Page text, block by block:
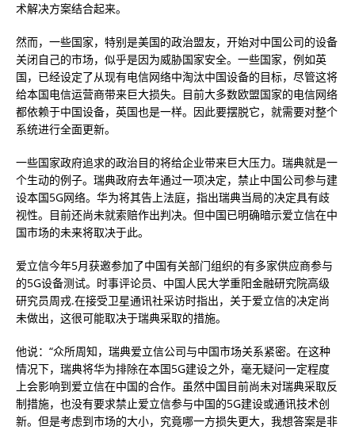
术解决方案结合起来。
然而，一些国家，特别是美国的政治盟友，开始对中国公司的设备
关闭自己的市场，似乎是因为威胁国家安全。一些国家，例如英
国，已经设定了从现有电信网络中淘汰中国设备的目标，尽管这将
给本国电信运营商带来巨大损失。目前大多数欧盟国家的电信网络
都依赖于中国设备，英国也是一样。因此要摆脱它，就需要对整个
系统进行全面更新。
一些国家政府追求的政治目的将给企业带来巨大压力。瑞典就是一
个生动的例子。瑞典政府去年通过一项决定，禁止中国公司参与建
设本国5G网络。华为将其告上法庭，指出瑞典当局的决定具有歧
视性。目前还尚未就索赔作出判决。但中国已明确暗示爱立信在中
国市场的未来将取决于此。
爱立信今年5月获邀参加了中国有关部门组织的有多家供应商参与
的5G设备测试。时事评论员、中国人民大学重阳金融研究院高级
研究员周戎.在接受卫星通讯社采访时指出，关于爱立信的决定尚
未做出，这很可能取决于瑞典采取的措施。
他说：“众所周知，瑞典爱立信公司与中国市场关系紧密。在这种
情况下，瑞典将华为排除在本国5G建设之外，毫无疑问一定程度
上会影响到爱立信在中国的合作。虽然中国目前尚未对瑞典采取反
制措施，也没有要求禁止爱立信参与中国的5G建设或通讯技术创
新。但是考虑到市场的大小，究竟哪一方损失更大，我想答案是非